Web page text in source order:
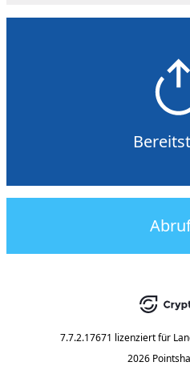
7.7.2.17671 lizenziert für
2026